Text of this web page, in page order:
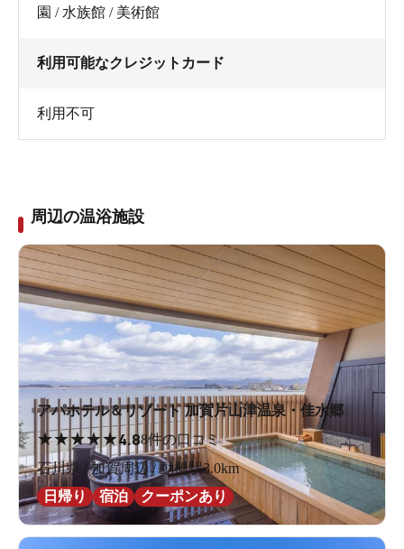
園 / 水族館 / 美術館
利用可能なクレジットカード
利用不可
周辺の温浴施設
アパホテル＆リゾート 加賀片山津温泉・佳水郷
★★★★★4.88件の口コミ
石川県 / 加賀周辺 / 動橋駅3.0km
日帰り
宿泊 クーポンあり